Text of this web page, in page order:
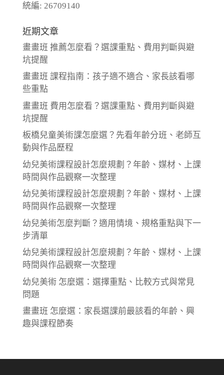
統編: 26709140
近期文章
畫畫班 推薦怎麼看？選課重點、費用判斷與避
坑提醒
畫畫班 課程指南：孩子適不適合、家長該看哪
些重點
畫畫班 費用怎麼看？選課重點、費用判斷與避
坑提醒
板橋兒童美術課怎麼選？先看年齡分班、老師互
動與作品歷程
幼兒美術課程設計怎麼規劃？年齡、媒材、上課
時間與作品觀察一次整理
幼兒美術課程設計怎麼規劃？年齡、媒材、上課
時間與作品觀察一次整理
幼兒美術怎麼判斷？適用情境、規格重點與下一
步清單
幼兒美術課程設計怎麼規劃？年齡、媒材、上課
時間與作品觀察一次整理
幼兒美術 怎麼選：選擇重點、比較方式與常見
問題
畫畫班 怎麼選：家長選課前最該看的年齡、興
趣與課程節奏